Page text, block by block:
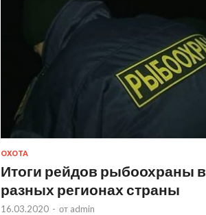
ОХОТА
Итоги рейдов рыбоохраны в
разных регионах страны
16.03.2020 - от admin